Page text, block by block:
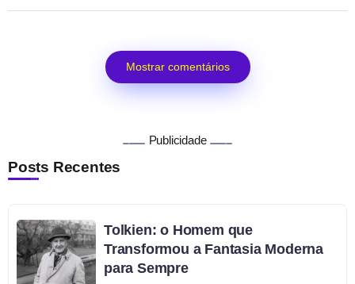
Mostrar comentários
Publicidade
Posts Recentes
Tolkien: o Homem que
Transformou a Fantasia Moderna
para Sempre